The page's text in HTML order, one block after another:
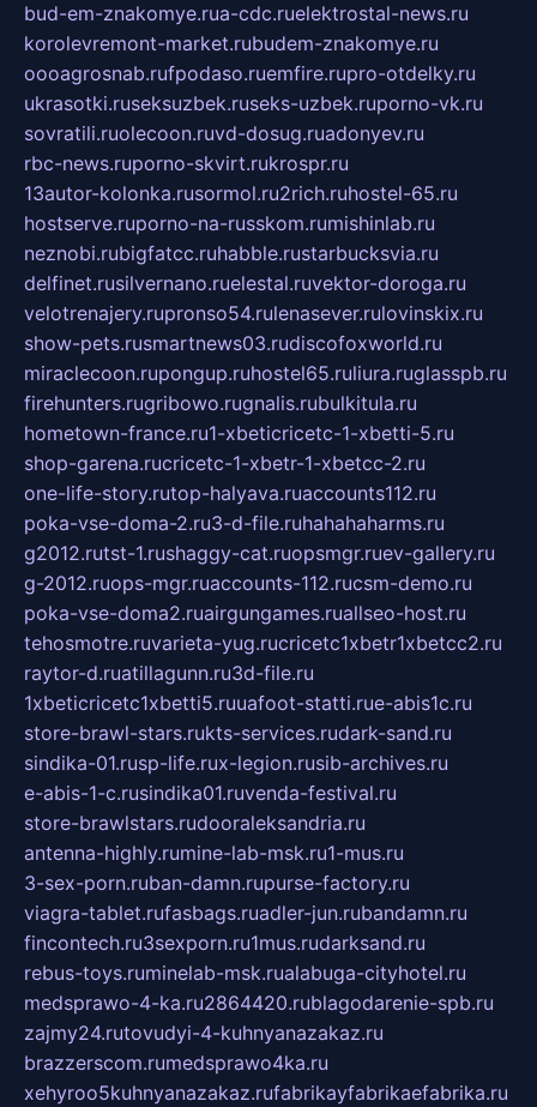
bud-em-znakomye.rua-cdc.ruelektrostal-news.ru
korolevremont-market.rubudem-znakomye.ru
oooagrosnab.rufpodaso.ruemfire.rupro-otdelky.ru
ukrasotki.ruseksuzbek.ruseks-uzbek.ruporno-vk.ru
sovratili.ruolecoon.ruvd-dosug.ruadonyev.ru
rbc-news.ruporno-skvirt.rukrospr.ru
13autor-kolonka.rusormol.ru2rich.ruhostel-65.ru
hostserve.ruporno-na-russkom.rumishinlab.ru
neznobi.rubigfatcc.ruhabble.rustarbucksvia.ru
delfinet.rusilvernano.ruelestal.ruvektor-doroga.ru
velotrenajery.rupronso54.rulenasever.rulovinskix.ru
show-pets.rusmartnews03.rudiscofoxworld.ru
miraclecoon.rupongup.ruhostel65.ruliura.ruglasspb.ru
firehunters.rugribowo.rugnalis.rubulkitula.ru
hometown-france.ru1-xbeticricetc-1-xbetti-5.ru
shop-garena.rucricetc-1-xbetr-1-xbetcc-2.ru
one-life-story.rutop-halyava.ruaccounts112.ru
poka-vse-doma-2.ru3-d-file.ruhahahaharms.ru
g2012.rutst-1.rushaggy-cat.ruopsmgr.ruev-gallery.ru
g-2012.ruops-mgr.ruaccounts-112.rucsm-demo.ru
poka-vse-doma2.ruairgungames.ruallseo-host.ru
tehosmotre.ruvarieta-yug.rucricetc1xbetr1xbetcc2.ru
raytor-d.ruatillagunn.ru3d-file.ru
1xbeticricetc1xbetti5.ruuafoot-statti.rue-abis1c.ru
store-brawl-stars.rukts-services.rudark-sand.ru
sindika-01.rusp-life.rux-legion.rusib-archives.ru
e-abis-1-c.rusindika01.ruvenda-festival.ru
store-brawlstars.rudooraleksandria.ru
antenna-highly.rumine-lab-msk.ru1-mus.ru
3-sex-porn.ruban-damn.rupurse-factory.ru
viagra-tablet.rufasbags.ruadler-jun.rubandamn.ru
fincontech.ru3sexporn.ru1mus.rudarksand.ru
rebus-toys.ruminelab-msk.rualabuga-cityhotel.ru
medsprawo-4-ka.ru2864420.rublagodarenie-spb.ru
zajmy24.rutovudyi-4-kuhnyanazakaz.ru
brazzerscom.rumedsprawo4ka.ru
xehyroo5kuhnyanazakaz.rufabrikayfabrikaefabrika.ru